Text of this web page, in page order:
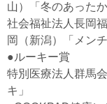
山）「冬のあったか
社会福祉法人長岡
岡（新潟）「メンチ
●ルーキー賞
特別医療法人群馬
キ」